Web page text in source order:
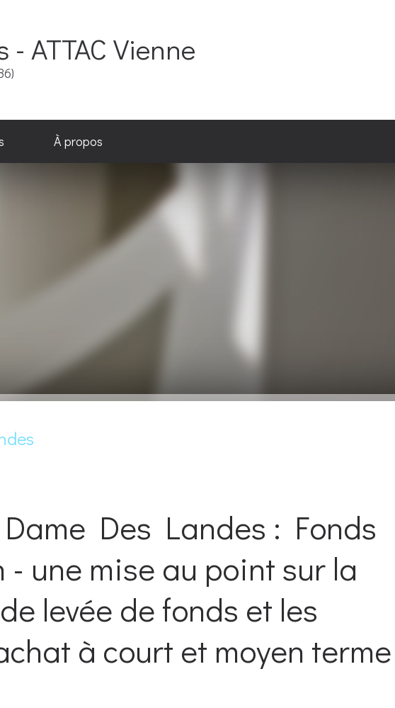
ATTAC Vienne
À propos
Des Landes : Fonds
une mise au point sur la
levée de fonds et les
à court et moyen terme